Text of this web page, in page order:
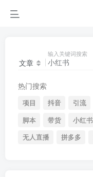
文章
输入关键词搜索
热门搜索
项目 抖音 引流
脚本
带货 小红书
无人直播
拼多多